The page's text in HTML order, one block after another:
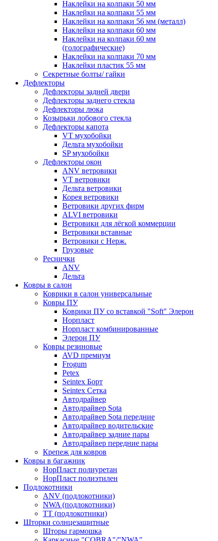
Наклейки на колпаки 50 мм
Наклейки на колпаки 55 мм
Наклейки на колпаки 56 мм (металл)
Наклейки на колпаки 60 мм
Наклейки на колпаки 60 мм
(голографические)
Наклейки на колпаки 70 мм
Наклейки пластик 55 мм
Секретные болты/ гайки
Дефлекторы
Дефлекторы задней двери
Дефлекторы заднего стекла
Дефлекторы люка
Козырьки лобового стекла
Дефлекторы капота
VT мухобойки
Дельта мухобойки
SP мухобойки
Дефлекторы окон
ANV ветровики
VT ветровики
Дельта ветровики
Корея ветровики
Ветровики других фирм
ALVI ветровики
Ветровики для лёгкой коммерции
Ветровики вставные
Ветровики с Нерж.
Грузовые
Реснички
ANV
Дельта
Ковры в салон
Коврики в салон универсальные
Ковры ПУ
Коврики ПУ со вставкой "Soft" Элерон
Норпласт
Норпласт комбинированные
Элерон ПУ
Ковры резиновые
AVD премиум
Frogum
Petex
Seintex Борт
Seintex Сетка
Автодрайвер
Автодрайвер Sota
Автодрайвер Sota передние
Автодрайвер водительские
Автодрайвер задние пары
Автодрайвер передние пары
Крепеж для ковров
Ковры в багажник
НорПласт полиуретан
НорПласт полиэтилен
Подлокотники
ANV (подлокотники)
NWA (подлокотники)
TT (подлокотники)
Шторки солнцезащитные
Шторы гармошка